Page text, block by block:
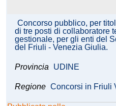
Concorso pubblico, per
di tre posti di collaboratore
gestionale, per gli enti del
del Friuli - Venezia Giulia.
Provincia UDINE
Regione Concorsi in Friuli